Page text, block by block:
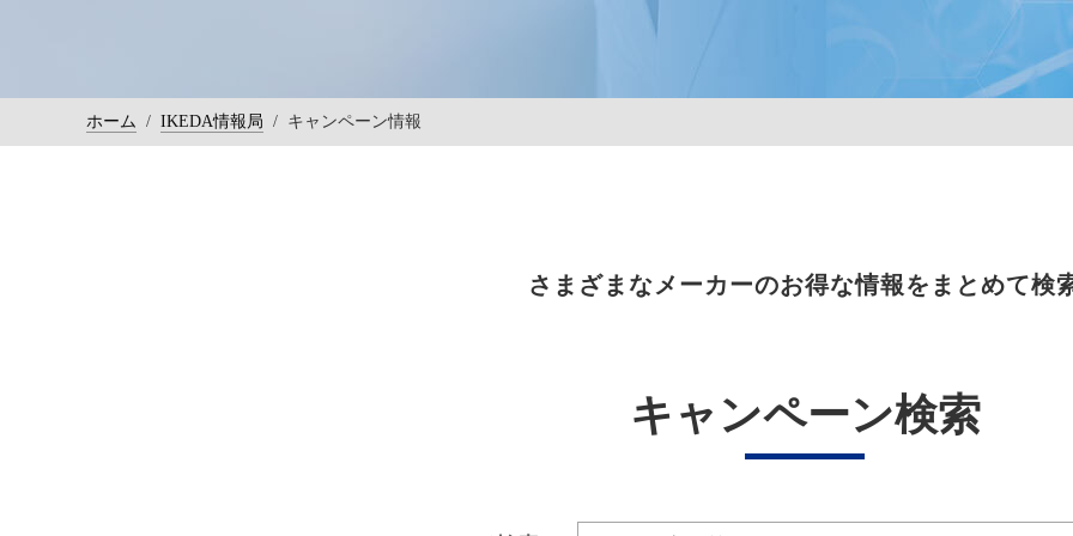
ホーム / IKEDA情報局 / キャンペーン情報
さまざまなメーカーのお得な情報をまとめて検
キャンペーン検索